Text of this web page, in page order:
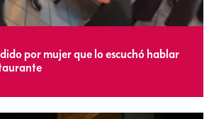
por mujer que lo escuchó hablar